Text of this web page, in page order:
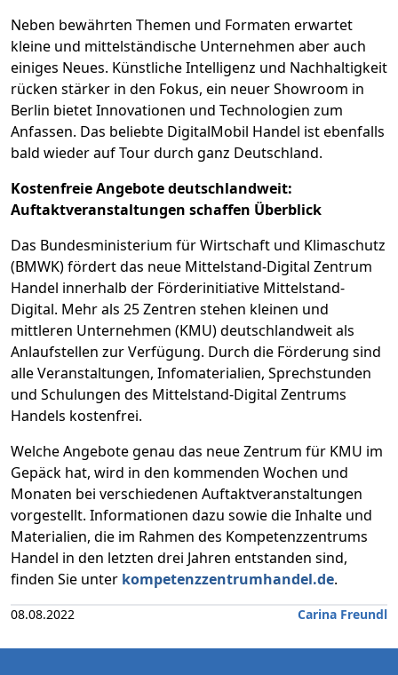
Neben bewährten Themen und Formaten erwartet
kleine und mittelständische Unternehmen aber auch
einiges Neues. Künstliche Intelligenz und Nachhaltigkeit
rücken stärker in den Fokus, ein neuer Showroom in
Berlin bietet Innovationen und Technologien zum
Anfassen. Das beliebte DigitalMobil Handel ist ebenfalls
bald wieder auf Tour durch ganz Deutschland.
Kostenfreie Angebote deutschlandweit:
Auftaktveranstaltungen schaffen Überblick
Das Bundesministerium für Wirtschaft und Klimaschutz
(BMWK) fördert das neue Mittelstand-Digital Zentrum
Handel innerhalb der Förderinitiative Mittelstand-
Digital. Mehr als 25 Zentren stehen kleinen und
mittleren Unternehmen (KMU) deutschlandweit als
Anlaufstellen zur Verfügung. Durch die Förderung sind
alle Veranstaltungen, Infomaterialien, Sprechstunden
und Schulungen des Mittelstand-Digital Zentrums
Handels kostenfrei.
Welche Angebote genau das neue Zentrum für KMU im
Gepäck hat, wird in den kommenden Wochen und
Monaten bei verschiedenen Auftaktveranstaltungen
vorgestellt. Informationen dazu sowie die Inhalte und
Materialien, die im Rahmen des Kompetenzzentrums
Handel in den letzten drei Jahren entstanden sind,
finden Sie unter kompetenzzentrumhandel.de.
08.08.2022 Carina Freundl